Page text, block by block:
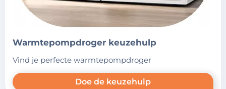
warmtepompdroger keuzehulp
vind je perfecte warmtepompdroger
Doe de keuzehulp